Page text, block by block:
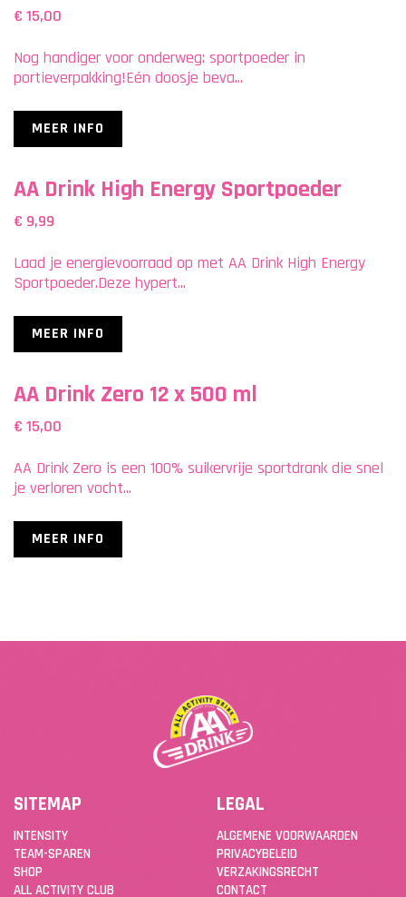
€ 15,00
Nog handiger voor onderweg: sportpoeder in
portieverpakking!Eén doosje beva...
MEER INFO
AA Drink High Energy Sportpoeder
€ 9,99
Laad je energievoorraad op met AA Drink High Energy
Sportpoeder.Deze hypert...
MEER INFO
AA Drink Zero 12 x 500 ml
€ 15,00
AA Drink Zero is een 100% suikervrije sportdrank die snel
je verloren vocht...
MEER INFO
SITEMAP
INTENSITY
TEAM-SPAREN
SHOP
ALL ACTIVITY CLUB
LEGAL
ALGEMENE VOORWAARDEN
PRIVACYBELEID
VERZAKINGSRECHT
CONTACT